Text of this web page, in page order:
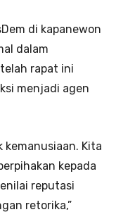
di kapanewon
dalam
rapat ini
menjadi agen
kemanusiaan. Kita
kepada
reputasi
retorika,”